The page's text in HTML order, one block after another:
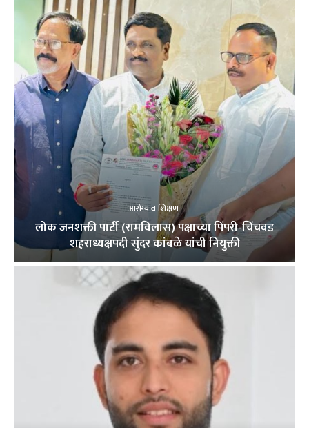
आरोग्य व शिक्षण
लोक जनशक्ती पार्टी (रामविलास) पक्षाच्या पिंपरी-चिंचवड
शहराध्यक्षपदी सुंदर कांबळे यांची नियुक्ती